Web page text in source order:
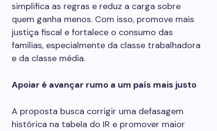
simplifica as regras e reduz a carga sobre
quem ganha menos. Com isso, promove mais
justiça fiscal e fortalece o consumo das
famílias, especialmente da classe trabalhadora
e da classe média.
Apoiar é avançar rumo a um país mais justo
A proposta busca corrigir uma defasagem
histórica na tabela do IR e promover maior